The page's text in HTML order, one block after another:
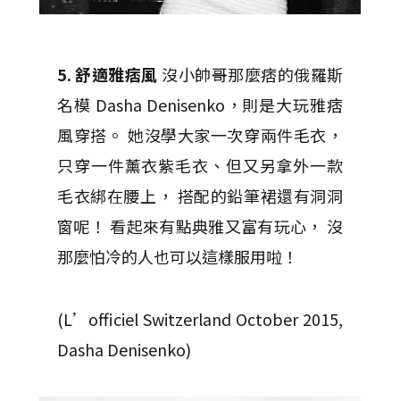
5. 舒適雅痞風 沒小帥哥那麼痞的俄羅斯
名模 Dasha Denisenko，則是大玩雅痞
風穿搭。 她沒學大家一次穿兩件毛衣，
只穿一件薰衣紫毛衣、但又另拿外一款
毛衣綁在腰上， 搭配的鉛筆裙還有洞洞
窗呢！ 看起來有點典雅又富有玩心， 沒
那麼怕冷的人也可以這樣服用啦！
(L’officiel Switzerland October 2015,
Dasha Denisenko)